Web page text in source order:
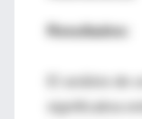
Resultados:
significativa